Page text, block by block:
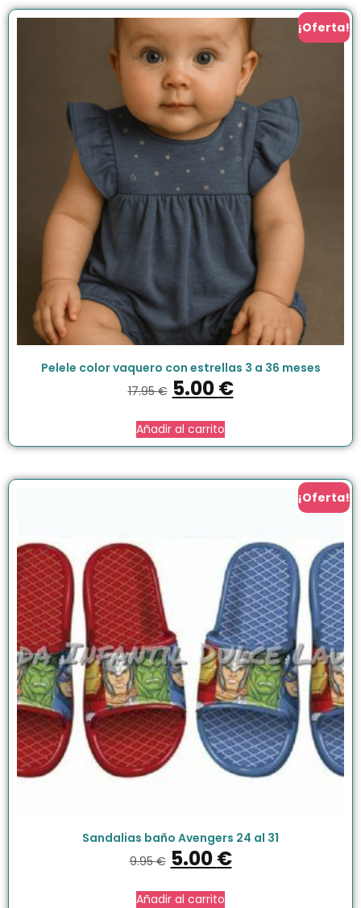
¡Oferta!
Pelele color vaquero con estrellas 3 a 36 meses
17.95€ 5.00€
Añadir al carrito
¡Oferta!
Sandalias baño Avengers 24 al 31
9.95€ 5.00€
Añadir al carrito